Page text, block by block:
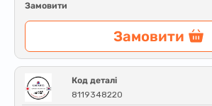
Замовити
Замовити
Код деталі
8119348220